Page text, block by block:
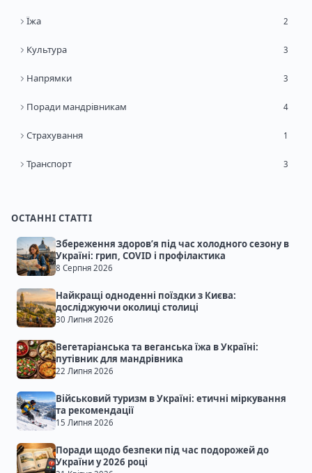
Їжа 2
Культура 3
Напрямки 3
Поради мандрівникам 4
Страхування 1
Транспорт 3
ОСТАННІ СТАТТІ
Збереження здоров’я під час холодного сезону в
Україні: грип, COVID і профілактика
8 Серпня 2026
Найкращі одноденні поїздки з Києва:
досліджуючи околиці столиці
30 Липня 2026
Вегетаріанська та веганська їжа в Україні:
путівник для мандрівника
22 Липня 2026
Військовий туризм в Україні: етичні міркування
та рекомендації
15 Липня 2026
Поради щодо безпеки під час подорожей до
України у 2026 році